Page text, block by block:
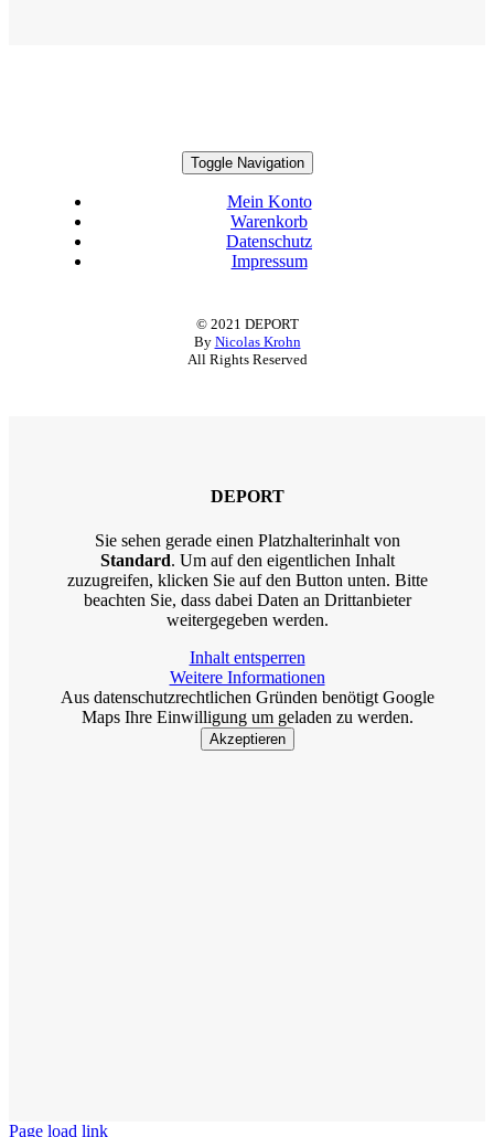
Toggle Navigation
Mein Konto
Warenkorb
Datenschutz
Impressum
© 2021 DEPORT
By Nicolas Krohn
All Rights Reserved
DEPORT
Sie sehen gerade einen Platzhalterinhalt von
Standard. Um auf den eigentlichen Inhalt
zuzugreifen, klicken Sie auf den Button unten. Bitte
beachten Sie, dass dabei Daten an Drittanbieter
weitergegeben werden.
Inhalt entsperren
Weitere Informationen
Aus datenschutzrechtlichen Gründen benötigt Google
Maps Ihre Einwilligung um geladen zu werden.
Akzeptieren
Page load link